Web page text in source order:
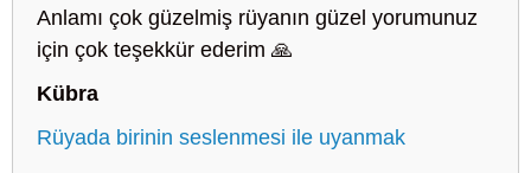
Anlamı çok güzelmiş rüyanın güzel yorumunuz
için çok teşekkür ederim 🙏
Kübra
Rüyada birinin seslenmesi ile uyanmak